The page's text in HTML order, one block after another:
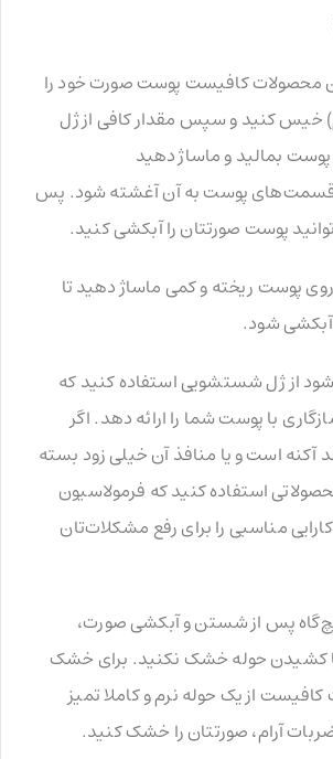
محصولات کافیست پوست صورت خود را
خیس کنید و سپس مقدار کافی از ژل
بمالید و ماساژ دهید
قسمت‌های پوست به آن آغشته شود. پس
پوست صورتتان را آبکشی کنید.
روی پوست ریخته و کمی ماساژ دهید تا
شود.
از ژل شستشویی استفاده کنید که
با پوست شما را ارائه دهد. اگر
است و یا منافذ آن خیلی زود بسته
استفاده کنید که فرمولاسیون
کارایی مناسبی را برای رفع مشکلات‌تان
پس از شستن و آبکشی صورت،
کشیدن حوله خشک نکنید. برای خشک
از یک حوله نرم و کاملا تمیز
آرام، صورتتان را خشک کنید.